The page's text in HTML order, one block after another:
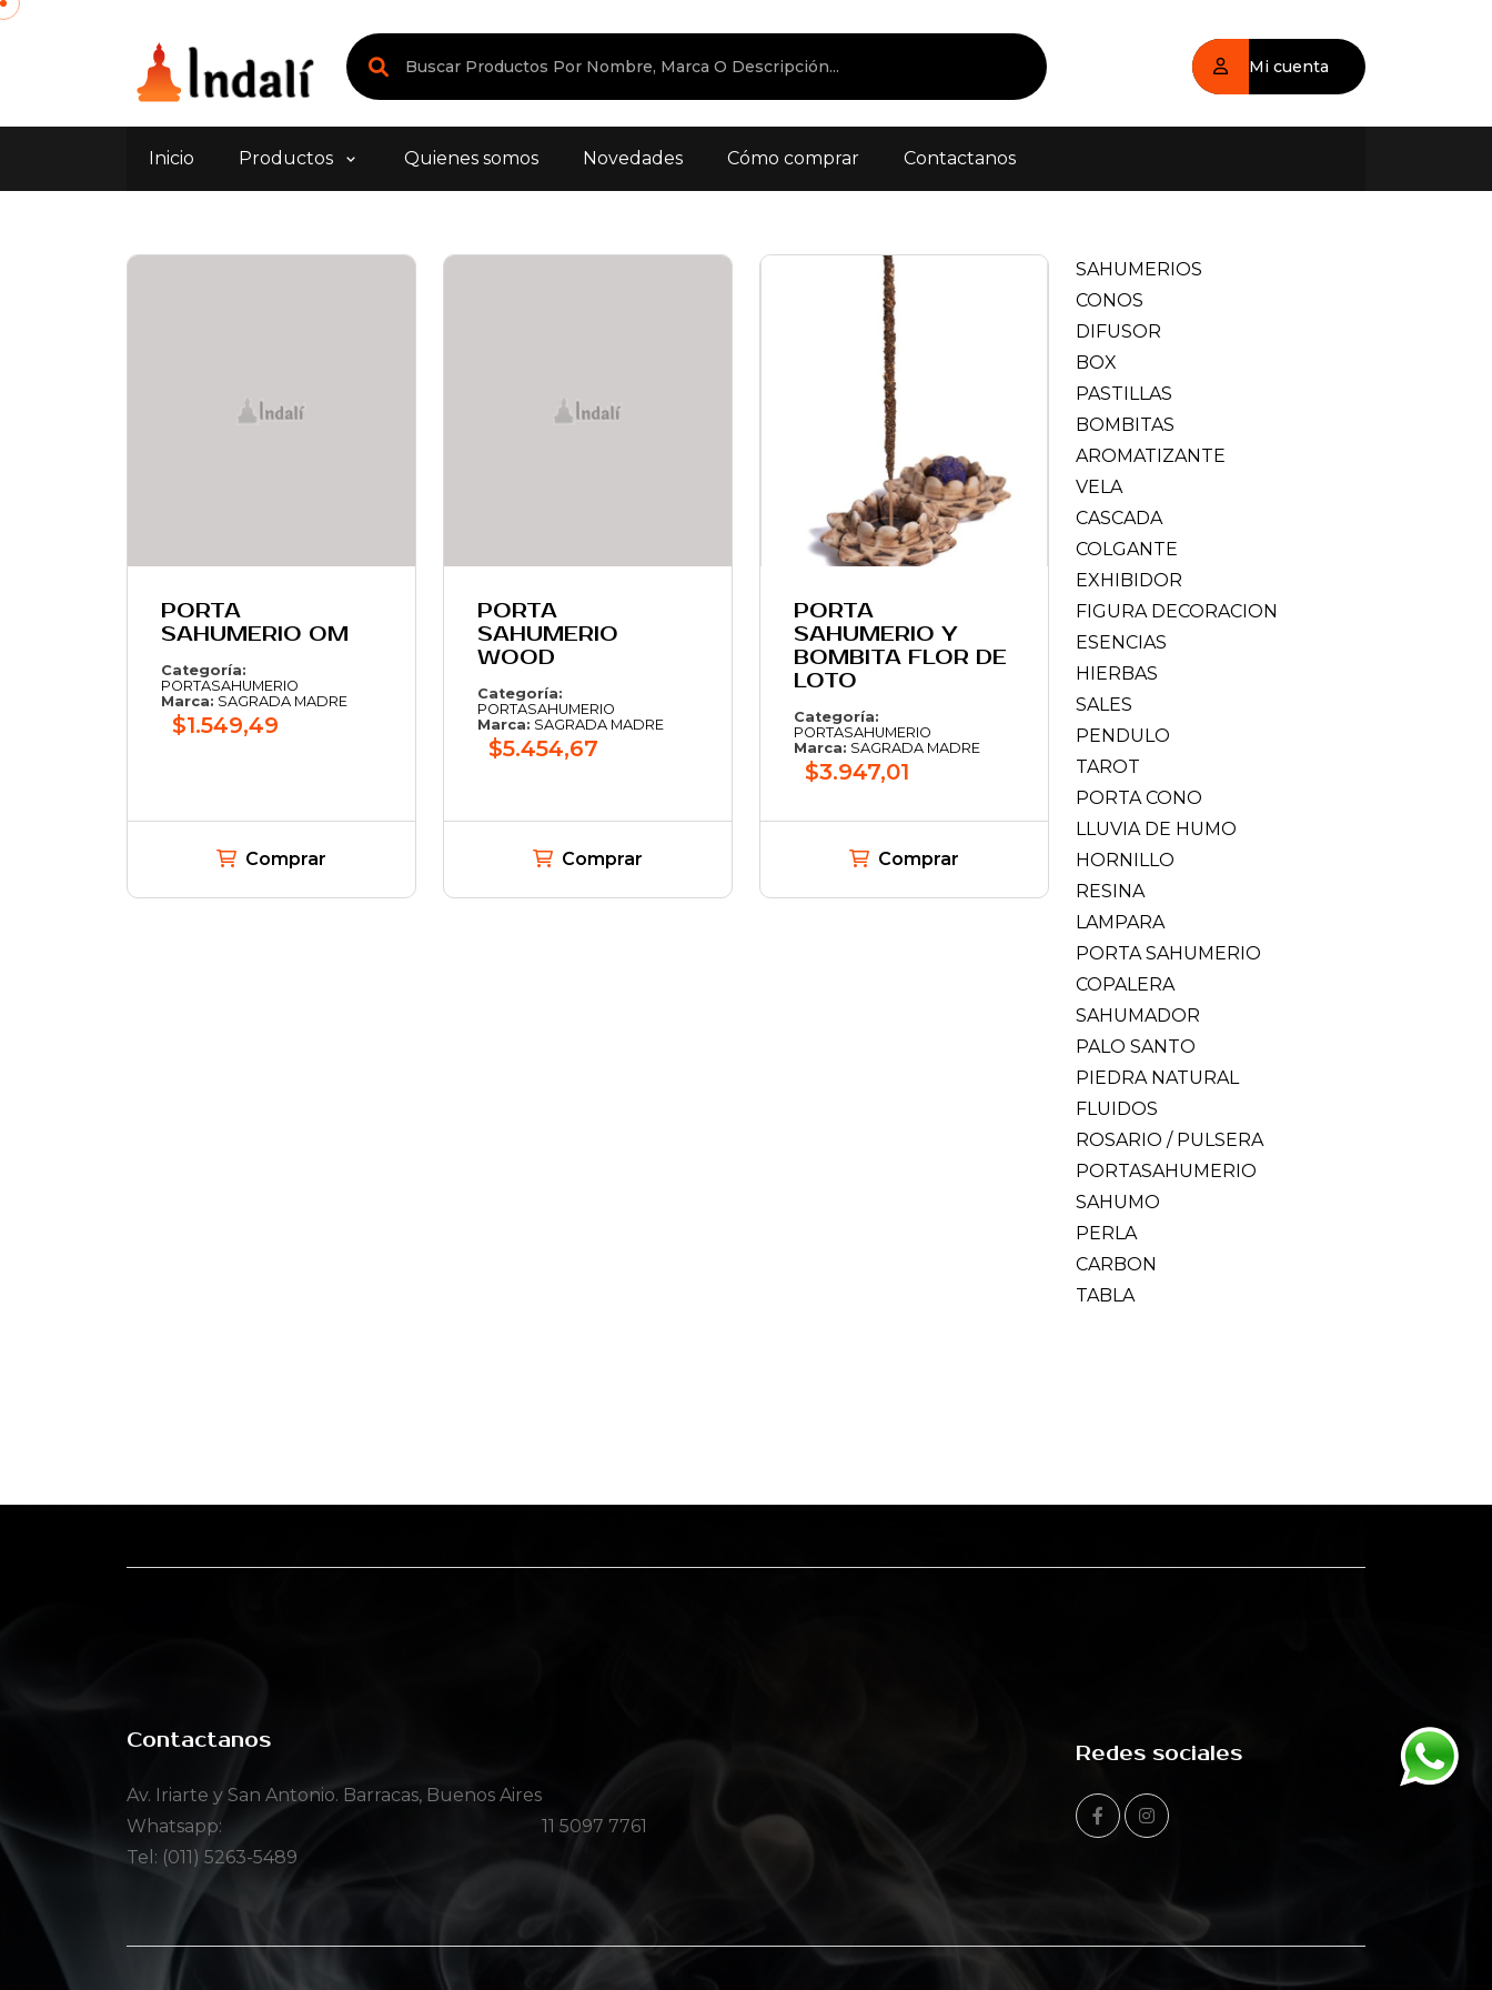
Mi cuenta
Inicio Productos Quienes somos Novedades Cómo comprar Contactanos
PORTA
SAHUMERIO OM
Categoría:
PORTASAHUMERIO
Marca: SAGRADA MADRE
$1.549,49
Comprar
PORTA
SAHUMERIO
WOOD
Categoría:
PORTASAHUMERIO
Marca: SAGRADA MADRE
$5.454,67
Comprar
PORTA
SAHUMERIO Y
BOMBITA FLOR DE
LOTO
Categoría:
PORTASAHUMERIO
Marca: SAGRADA MADRE
$3.947,01
Comprar
SAHUMERIOS
CONOS
DIFUSOR
BOX
PASTILLAS
BOMBITAS
AROMATIZANTE
VELA
CASCADA
COLGANTE
EXHIBIDOR
FIGURA DECORACION
ESENCIAS
HIERBAS
SALES
PENDULO
TAROT
PORTA CONO
LLUVIA DE HUMO
HORNILLO
RESINA
LAMPARA
PORTA SAHUMERIO
COPALERA
SAHUMADOR
PALO SANTO
PIEDRA NATURAL
FLUIDOS
ROSARIO / PULSERA
PORTASAHUMERIO
SAHUMO
PERLA
CARBON
TABLA
Contactanos
Av. Iriarte y San Antonio. Barracas, Buenos Aires
Whatsapp:
11 5097 7761
Tel: (011) 5263-5489
Redes sociales